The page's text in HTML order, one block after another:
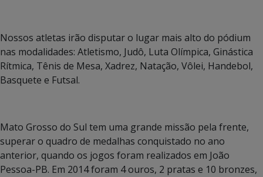
Nossos atletas irão disputar o lugar mais alto do pódium
nas modalidades: Atletismo, Judô, Luta Olímpica, Ginástica
Rítmica, Tênis de Mesa, Xadrez, Natação, Vôlei, Handebol,
Basquete e Futsal.
Mato Grosso do Sul tem uma grande missão pela frente,
superar o quadro de medalhas conquistado no ano
anterior, quando os jogos foram realizados em João
Pessoa-PB. Em 2014 foram 4 ouros, 2 pratas e 10 bronzes,